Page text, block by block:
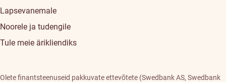
Lapsevanemale
Noorele ja tudengile
Tule meie ärikliendiks
Olete finantsteenuseid pakkuvate ettevõtete (Swedbank AS, Swedbank